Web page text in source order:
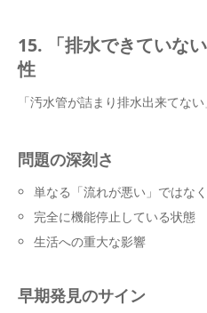
15. 「排水できていな
性
「汚水管が詰まり排水出来てな
問題の深刻さ
単なる「流れが悪い」ではな
完全に機能停止している状態
生活への重大な影響
早期発見のサイン